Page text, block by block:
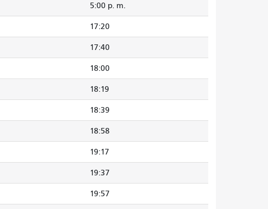
5:00 p. m.
17:20
17:40
18:00
18:19
18:39
18:58
19:17
19:37
19:57